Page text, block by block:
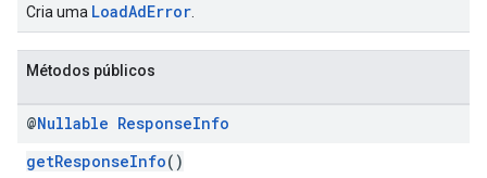
Cria uma LoadAdError
Métodos públicos
@Nullable ResponseInfo
getResponseInfo()